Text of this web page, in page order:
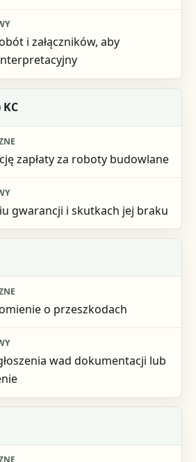
i załączników, aby
zapłaty za roboty budowlane
gwarancji i skutkach jej braku
o przeszkodach
wad dokumentacji lub